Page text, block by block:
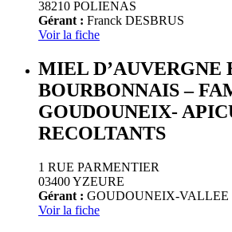
38210 POLIENAS
Gérant : Franck DESBRUS
Voir la fiche
MIEL D’AUVERGNE
BOURBONNAIS –
GOUDOUNEIX-
RECOLTANTS
1 RUE PARMENTIER
03400 YZEURE
Gérant : GOUDOUNEIX-VALLEE
Voir la fiche